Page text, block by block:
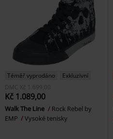
Téměř vyprodáno
Exkluzivní
DMC
Kč 1.699,00
Kč 1.089,00
Walk The Line
Rock Rebel by
EMP
Vysoké tenisky